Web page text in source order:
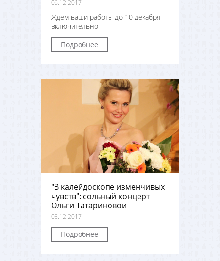
06.12.2017
Ждём ваши работы до 10 декабря
включительно
Подробнее
"В калейдоскопе изменчивых
чувств": сольный концерт
Ольги Татариновой
05.12.2017
Подробнее